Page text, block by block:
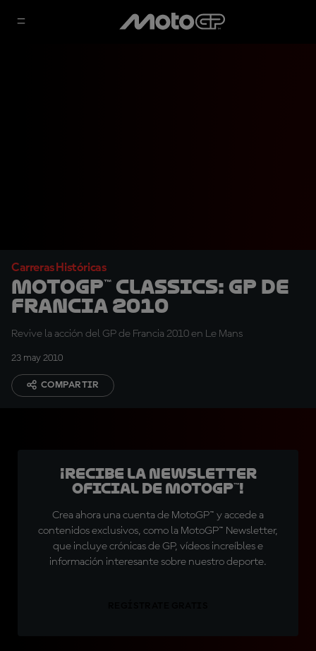
Carreras Históricas
MotoGP™ Classics: GP de
Francia 2010
Revive la acción del GP de Francia 2010 en Le Mans
23 may 2010
COMPARTIR
¡Recibe la Newsletter
oficial de MotoGP™!
Crea ahora una cuenta de MotoGP™ y accede a
contenidos exclusivos, como la MotoGP™ Newsletter,
que incluye crónicas de GP, vídeos increíbles e
información interesante sobre nuestro deporte.